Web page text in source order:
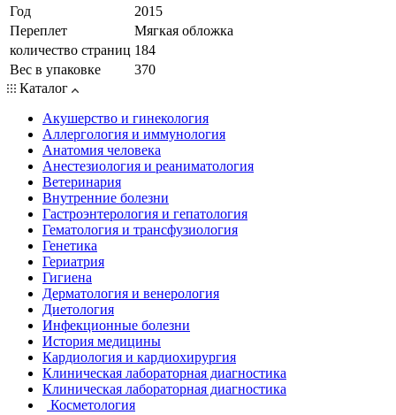
Год
2015
Переплет
Мягкая обложка
количество страниц 184
Вес в упаковке
370
Каталог
Акушерство и гинекология
Аллергология и иммунология
Анатомия человека
Анестезиология и реаниматология
Ветеринария
Внутренние болезни
Гастроэнтерология и гепатология
Гематология и трансфузиология
Генетика
Гериатрия
Гигиена
Дерматология и венерология
Диетология
Инфекционные болезни
История медицины
Кардиология и кардиохирургия
Клиническая лабораторная диагностика
Клиническая лабораторная диагностика
Косметология